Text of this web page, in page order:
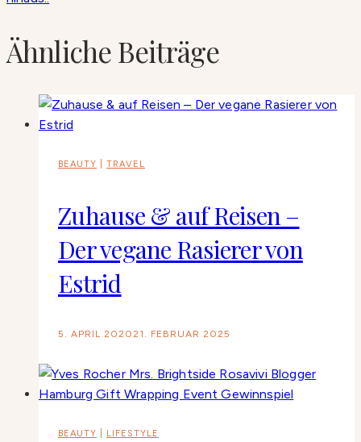
Ähnliche Beiträge
BEAUTY TRAVEL
Zuhause & auf Reisen –
Der vegane Rasierer von
Estrid
5. APRIL 2020 21. FEBRUAR 2025
BEAUTY LIFESTYLE